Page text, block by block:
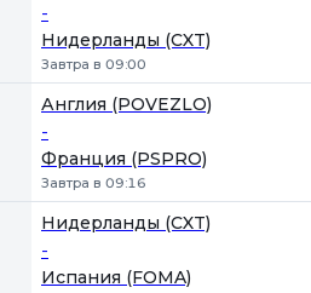
-
Нидерланды (CXT)
Завтра в 09:00
Англия (POVEZLO)
-
Франция (PSPRO)
Завтра в 09:16
Нидерланды (CXT)
-
Испания (FOMA)